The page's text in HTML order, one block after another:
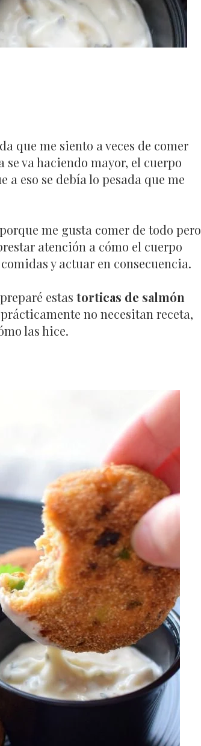
que me siento a veces de comer
va haciendo mayor, el cuerpo
a eso se debía lo pesada que me
me gusta comer de todo pero
atención a cómo el cuerpo
y actuar en consecuencia.
estas torticas de salmón
no necesitan receta,
las hice.